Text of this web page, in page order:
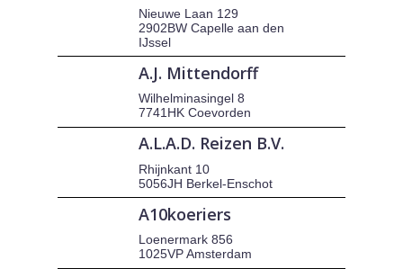
Nieuwe Laan 129
2902BW Capelle aan den
IJssel
A.J. Mittendorff
Wilhelminasingel 8
7741HK Coevorden
A.L.A.D. Reizen B.V.
Rhijnkant 10
5056JH Berkel-Enschot
A10koeriers
Loenermark 856
1025VP Amsterdam